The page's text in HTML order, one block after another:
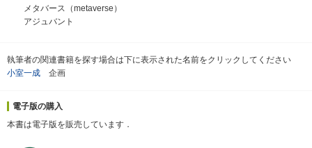
メタバース（metaverse）
アジュバント
執筆者の関連書籍を探す場合は下に表示された名前をクリックしてください
小室一成 企画
電子版の購入
本書は電子版を販売しています．